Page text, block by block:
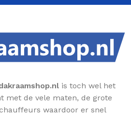
is toch wel het
met de vele maten, de grote
waardoor er snel